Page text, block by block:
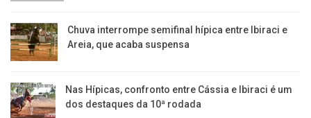
​Chuva interrompe semifinal hípica entre Ibiraci e
Areia, que acaba suspensa
Nas Hípicas, confronto entre Cássia e Ibiraci é um
dos destaques da 10ª rodada